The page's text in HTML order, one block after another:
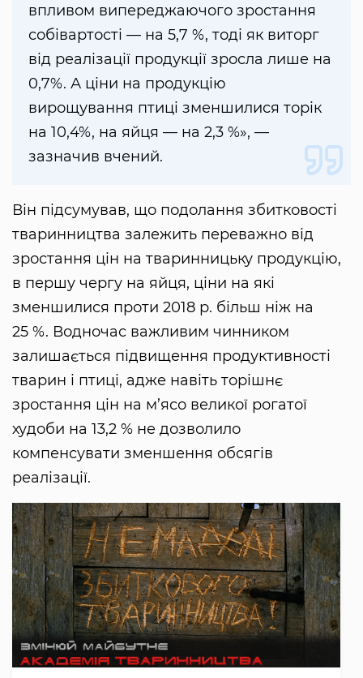
впливом випереджаючого зростання
собівартості — на 5,7 %, тоді як виторг
від реалізації продукції зросла лише на
0,7%. А ціни на продукцію
вирощування птиці зменшилися торік
на 10,4%, на яйця — на 2,3 %», —
зазначив вчений.
Він підсумував, що подолання збитковості
тваринництва залежить переважно від
зростання цін на тваринницьку продукцію,
в першу чергу на яйця, ціни на які
зменшилися проти 2018 р. більш ніж на
25 %. Водночас важливим чинником
залишається підвищення продуктивності
тварин і птиці, адже навіть торішнє
зростання цін на м’ясо великої рогатої
худоби на 13,2 % не дозволило
компенсувати зменшення обсягів
реалізації.